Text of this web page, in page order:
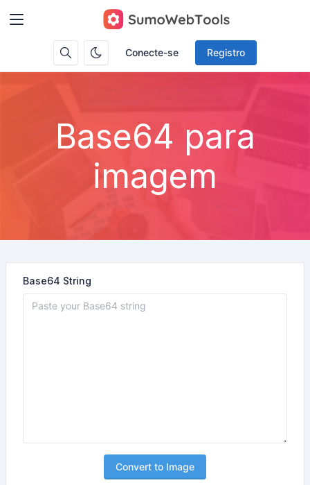
Conecte-se Registro
Base64 para
imagem
Base64 String
Convert to Image